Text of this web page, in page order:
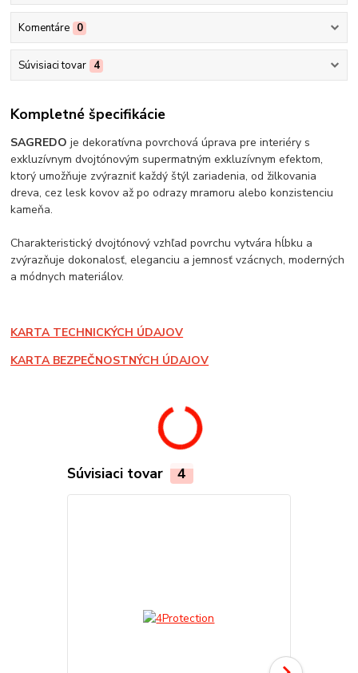
Komentáre 0
Súvisiaci tovar 4
Kompletné špecifikácie
SAGREDO je dekoratívna povrchová úprava pre interiéry s
exkluzívnym dvojtónovým supermatným exkluzívnym efektom,
ktorý umožňuje zvýrazniť každý štýl zariadenia, od žilkovania
dreva, cez lesk kovov až po odrazy mramoru alebo konzistenciu
kameňa.
Charakteristický dvojtónový vzhľad povrchu vytvára hĺbku a
zvýrazňuje dokonalosť, eleganciu a jemnosť vzácnych, moderných
a módnych materiálov.
KARTA TECHNICKÝCH ÚDAJOV
KARTA BEZPEČNOSTNÝCH ÚDAJOV
Súvisiaci tovar 4